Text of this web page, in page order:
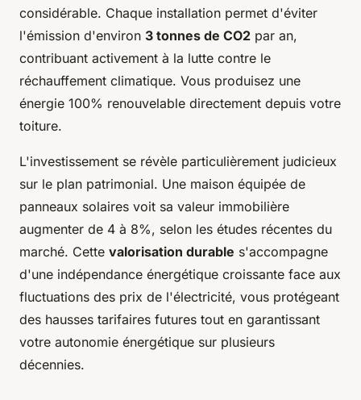
considérable. Chaque installation permet d'éviter
l'émission d'environ 3 tonnes de CO2 par an,
contribuant activement à la lutte contre le
réchauffement climatique. Vous produisez une
énergie 100% renouvelable directement depuis votre
toiture.
L'investissement se révèle particulièrement judicieux
sur le plan patrimonial. Une maison équipée de
panneaux solaires voit sa valeur immobilière
augmenter de 4 à 8%, selon les études récentes du
marché. Cette valorisation durable s'accompagne
d'une indépendance énergétique croissante face aux
fluctuations des prix de l'électricité, vous protégeant
des hausses tarifaires futures tout en garantissant
votre autonomie énergétique sur plusieurs
décennies.